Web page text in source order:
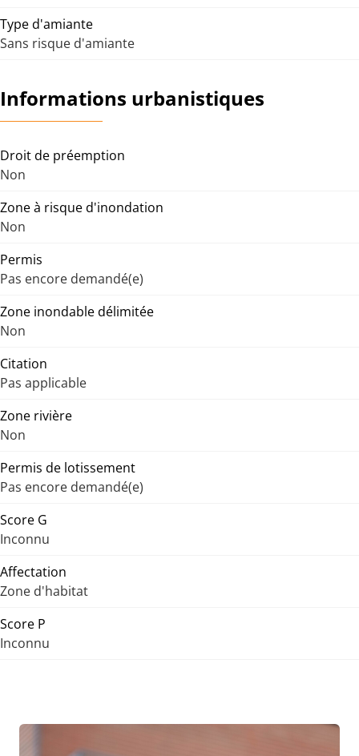
Type d'amiante
Sans risque d'amiante
Informations urbanistiques
Droit de préemption
Non
Zone à risque d'inondation
Non
Permis
Pas encore demandé(e)
Zone inondable délimitée
Non
Citation
Pas applicable
Zone rivière
Non
Permis de lotissement
Pas encore demandé(e)
Score G
Inconnu
Affectation
Zone d'habitat
Score P
Inconnu